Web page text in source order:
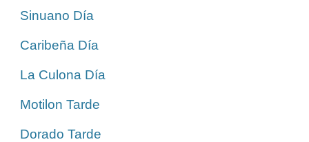
Sinuano Día
Caribeña Día
La Culona Día
Motilon Tarde
Dorado Tarde